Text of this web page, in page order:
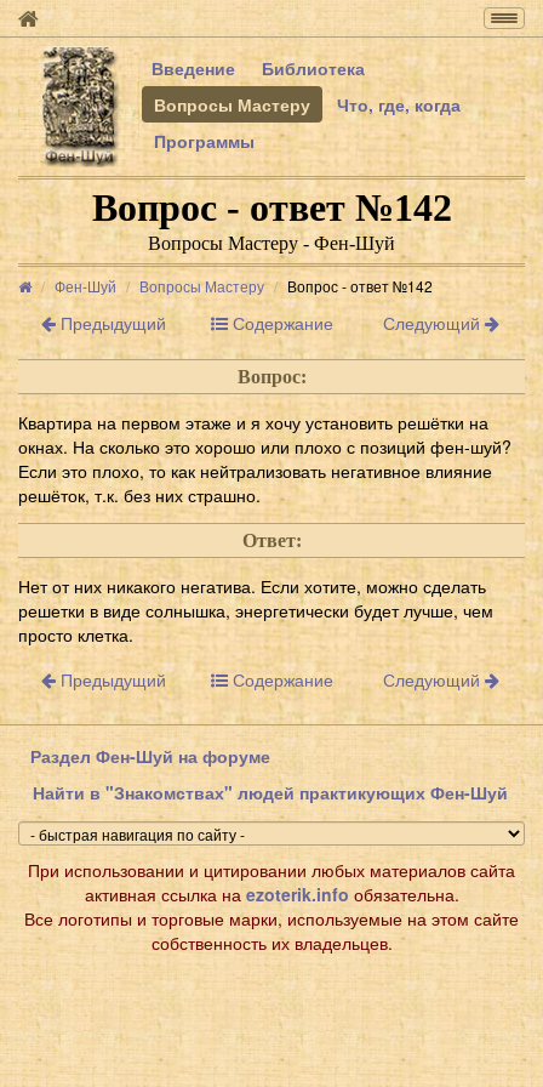
Введение
Библиотека
Вопросы Мастеру
Что, где, когда
Программы
Вопрос - ответ №142
Вопросы Мастеру - Фен-Шуй
Фен-Шуй Вопросы Мастеру Вопрос - ответ №142
Предыдущий Содержание Следующий
Вопрос:
Квартира на первом этаже и я хочу установить решётки на
окнах. На сколько это хорошо или плохо с позиций фен-шуй?
Если это плохо, то как нейтрализовать негативное влияние
решёток, т.к. без них страшно.
Ответ:
Нет от них никакого негатива. Если хотите, можно сделать
решетки в виде солнышка, энергетически будет лучше, чем
просто клетка.
Предыдущий
Содержание Следующий
Раздел Фен-Шуй на форуме
Найти в "Знакомствах" людей практикующих Фен-Шуй
При использовании и цитировании любых материалов сайта
активная ссылка на ezoterik.info обязательна.
Все логотипы и торговые марки, используемые на этом сайте
собственность их владельцев.